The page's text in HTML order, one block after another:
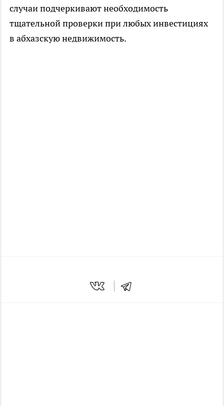
случаи подчеркивают необходимость
тщательной проверки при любых инвестициях
в абхазскую недвижимость.